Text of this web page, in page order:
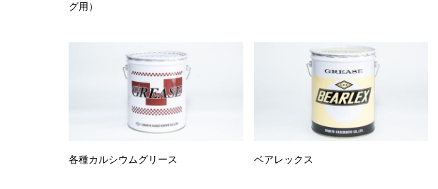
グ用）
各種カルシウムグリース ベアレックス